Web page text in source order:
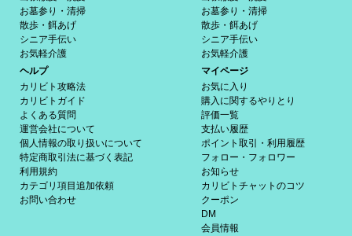
お墓参り・清掃
散歩・餌あげ
シニア手伝い
お気軽介護
お墓参り・清掃
散歩・餌あげ
シニア手伝い
お気軽介護
ヘルプ
カリビト攻略法
カリビトガイド
よくある質問
運営会社について
個人情報の取り扱いについて
特定商取引法に基づく表記
利用規約
カテゴリ項目追加依頼
お問い合わせ
マイページ
お気に入り
購入に関するやりとり
評価一覧
支払い履歴
ポイント取引・利用履歴
フォロー・フォロワー
お知らせ
カリビトチャットのコツ
クーポン
DM
会員情報